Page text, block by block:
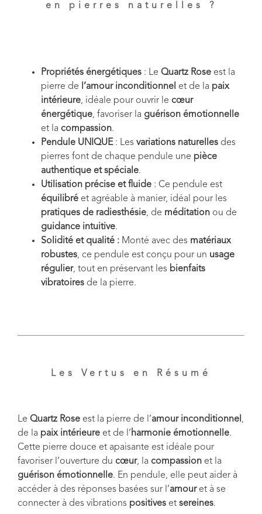
en pierres naturelles ?
Propriétés énergétiques : Le Quartz Rose est la
pierre de l’amour inconditionnel et de la paix
intérieure, idéale pour ouvrir le cœur
énergétique, favoriser la guérison émotionnelle
et la compassion.
Pendule UNIQUE: Les variations naturelles des
pierres font de chaque pendule une pièce
authentique et spéciale.
Utilisation précise et fluide : Ce pendule est
équilibré et agréable à manier, idéal pour les
pratiques de radiesthésie, de méditation ou de
guidance intuitive.
Solidité et qualité : Monté avec des matériaux
robustes, ce pendule est conçu pour un usage
régulier, tout en préservant les bienfaits
vibratoires de la pierre.
Les Vertus en Résumé
Le Quartz Rose est la pierre de l’amour inconditionnel ,
de la paix intérieure et de l’harmonie émotionnelle.
Cette pierre douce et apaisante est idéale pour
favoriser l’ouverture du cœur, la compassion et la
guérison émotionnelle. En pendule, elle peut aider à
accéder à des réponses basées sur l’amouret à se
connecter à des vibrations positives et sereines.